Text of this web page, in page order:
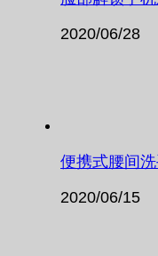
2020/06/28
便携式腰间
2020/06/15